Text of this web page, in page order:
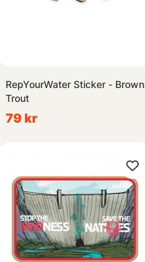
RepYourWater Sticker - Brown
Trout
79 kr